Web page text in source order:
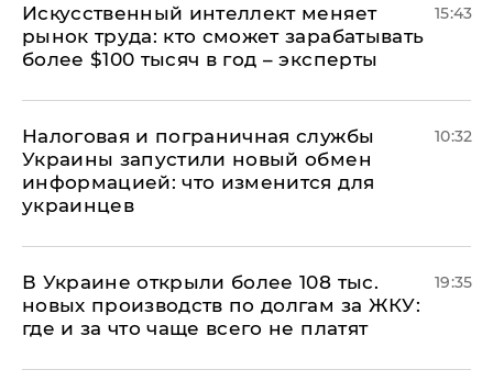
Искусственный интеллект меняет
рынок труда: кто сможет зарабатывать
более $100 тысяч в год – эксперты
15:43
Налоговая и пограничная службы
Украины запустили новый обмен
информацией: что изменится для
украинцев
10:32
В Украине открыли более 108 тыс.
новых производств по долгам за ЖКУ:
где и за что чаще всего не платят
19:35